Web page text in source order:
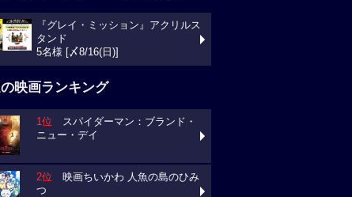
『グレイ・ミッション』アクリルス
タンド
5名様 [〆8/16(日)]
映画ランキング
1位 スパイダーマン：ブランド・
ニュー・デイ
2位 映画ちいかわ 人魚の島のひみ
つ